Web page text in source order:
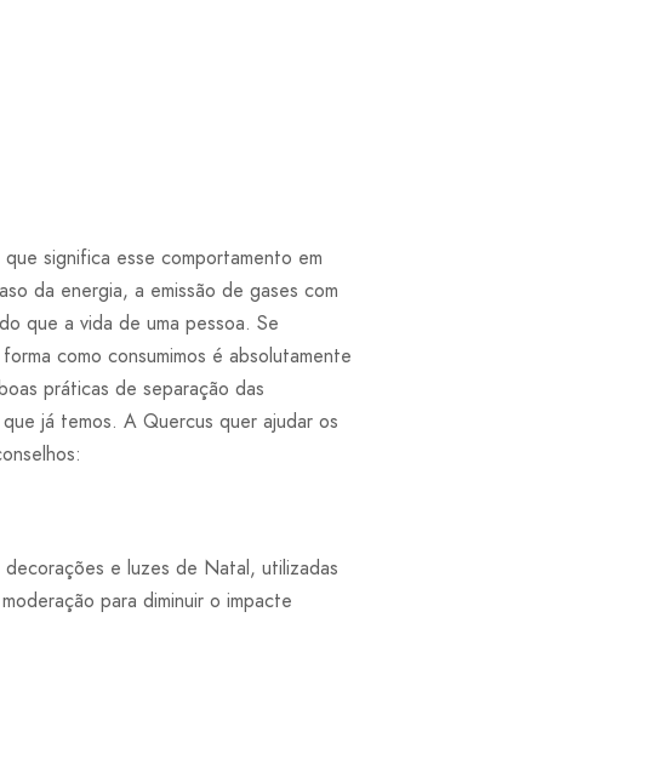
significa esse comportamento em
da energia, a emissão de gases com
que a vida de uma pessoa. Se
como consumimos é absolutamente
práticas de separação das
já temos. A Quercus quer ajudar os
e luzes de Natal, utilizadas
para diminuir o impacte